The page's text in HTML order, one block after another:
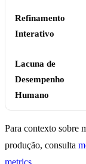
Refinamento
Interativo
Lacuna de
Desempenho
Humano
Para contexto sobre
produção, consulta
metrics.